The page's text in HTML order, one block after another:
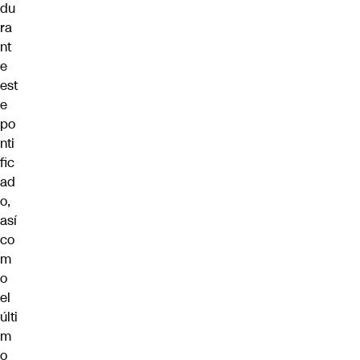
du
ra
nt
e
est
e
po
nti
fic
ad
o,
así
co
m
o
el
últi
m
o